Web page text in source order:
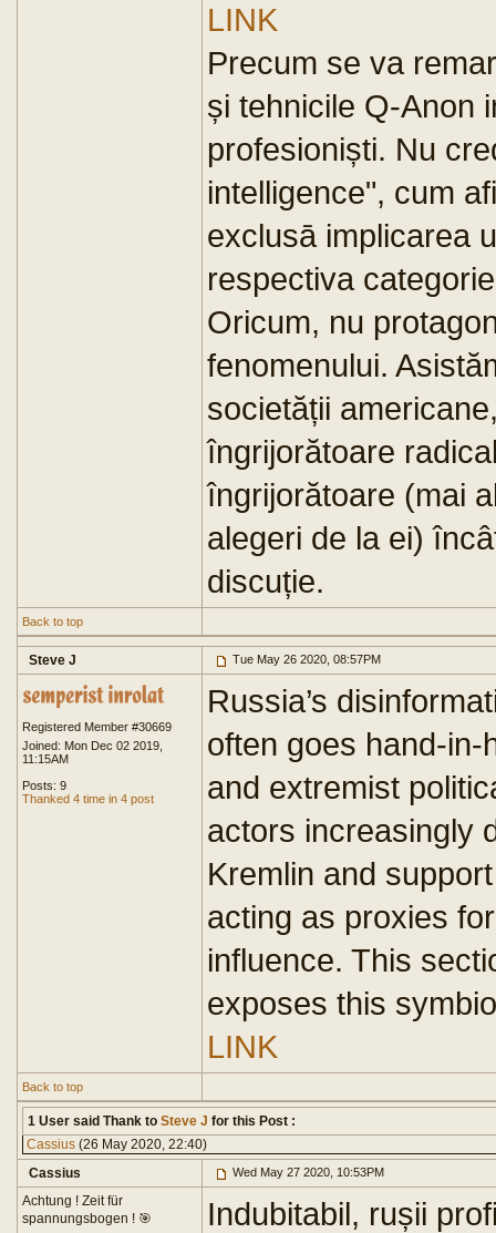
LINK
Precum se va
și tehnicile Q-Anon
profesioniști. Nu
intelligence", cum
exclusā implicarea
respectiva
Oricum, nu
fenomenului.
societății
îngrijorătoare
îngrijorătoare (mai
alegeri de la ei)
discuție.
Back to top
Steve J Tue May 26 2020, 08:57PM
Registered Member #30669
Joined: Mon Dec 02 2019,
11:15AM
Posts: 9
Thanked 4 time in 4 post
Russia’s
often goes hand-
and extremist
actors increasingly
Kremlin and
acting as proxies
influence. This
exposes this
LINK
Back to top
1 User said Thank to Steve J for this Post :
Cassius (26 May 2020, 22:40)
Cassius
Wed May 27 2020, 10:53PM
Achtung ! Zeit für
spannungsbogen ! 🎯
Indubitabil, rușii